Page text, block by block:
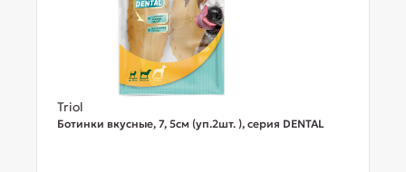
Triol
Ботинки вкусные, 7, 5см (уп.2шт. ), серия DENTAL